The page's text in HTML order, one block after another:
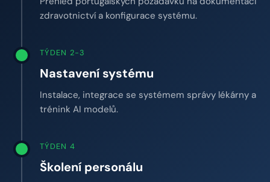
zdravotnictví a konfigurace systému.
TÝDEN 2-3
Nastavení systému
Instalace, integrace se systémem správy lékárny a
trénink AI modelů.
TÝDEN 4
Školení personálu